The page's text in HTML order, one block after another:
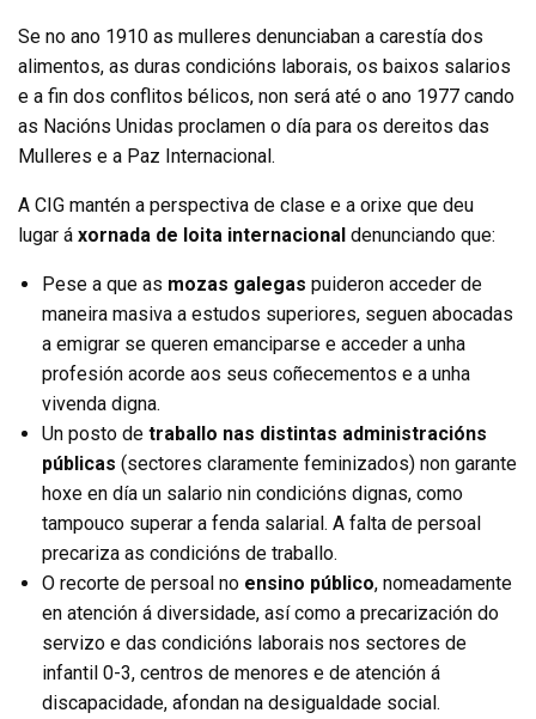
Se no ano 1910 as mulleres denunciaban a carestía dos
alimentos, as duras condicións laborais, os baixos salarios
e a fin dos conflitos bélicos, non será até o ano 1977 cando
as Nacións Unidas proclamen o día para os dereitos das
Mulleres e a Paz Internacional.
A CIG mantén a perspectiva de clase e a orixe que deu
lugar á xornada de loita internacional denunciando que:
Pese a que as mozas galegas puideron acceder de
maneira masiva a estudos superiores, seguen abocadas
a emigrar se queren emanciparse e acceder a unha
profesión acorde aos seus coñecementos e a unha
vivenda digna.
Un posto de traballo nas distintas administracións
públicas (sectores claramente feminizados) non garante
hoxe en día un salario nin condicións dignas, como
tampouco superar a fenda salarial. A falta de persoal
precariza as condicións de traballo.
O recorte de persoal no ensino público, nomeadamente
en atención á diversidade, así como a precarización do
servizo e das condicións laborais nos sectores de
infantil 0-3, centros de menores e de atención á
discapacidade, afondan na desigualdade social.